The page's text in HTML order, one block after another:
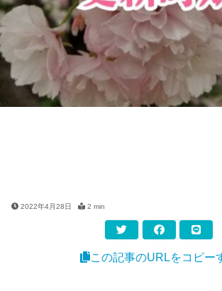
2022年4月28日 2 min
この記事のURLをコピー